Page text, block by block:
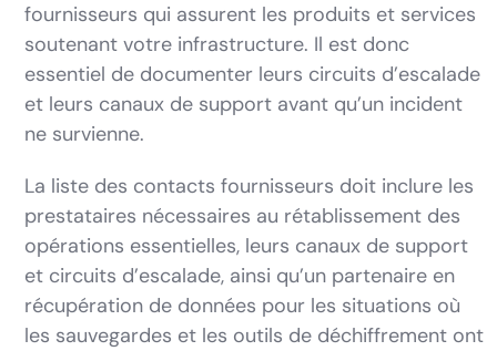
fournisseurs qui assurent les produits et services
soutenant votre infrastructure. Il est donc
essentiel de documenter leurs circuits d’escalade
et leurs canaux de support avant qu’un incident
ne survienne.
La liste des contacts fournisseurs doit inclure les
prestataires nécessaires au rétablissement des
opérations essentielles, leurs canaux de support
et circuits d’escalade, ainsi qu’un partenaire en
récupération de données pour les situations où
les sauvegardes et les outils de déchiffrement ont